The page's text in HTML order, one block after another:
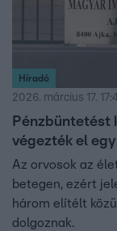
Híradó
2026. március 17.
Pénzbüntetést
végezték el
Az orvosok az
betegen, ezért
három elítélt
dolgoznak.